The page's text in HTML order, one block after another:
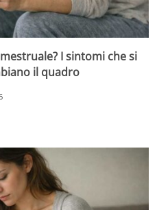
I sintomi che si
il quadro